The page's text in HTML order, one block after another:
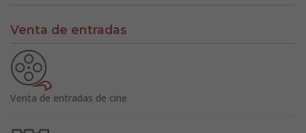
Venta de entradas
Venta de entradas de cine